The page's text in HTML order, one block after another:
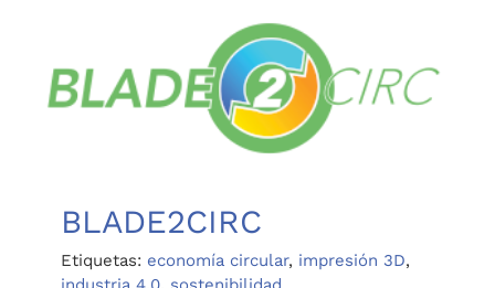
BLADE2CIRC
BLADE2CIRC
Etiquetas: economía circular, impresión 3D,